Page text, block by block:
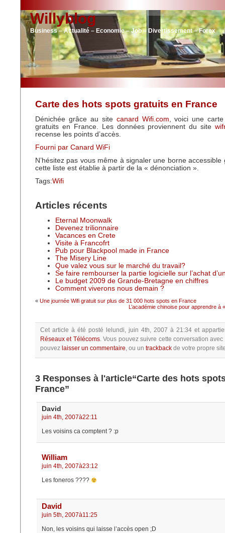
Willyblog
Business – Actualité – Economie – Job – Divertissement – Forex
Carte des hots spots gratuits en France
Dénichée grâce au site canard Wifi.com, voici une
gratuits en France. Les données proviennent du site
recense les points d’accès.
Fourni par Canard WiFi
N’hésitez pas vous même à signaler une borne
cette liste est établie à partir de la « dénonciation ».
Tags:Wifi
Articles récents
Eternal Moonwalk
Devenez trilionnaire
Vacances en Crete
Visite à Francofrt
Pub pour Blackpool made in France
The Misery Line
Que valez vous sur le marché du travail?
Se faire rembourser la partie logicielle sur l’achat
Le budget 2009 de Grande-Bretagne en chiffres
Comment viverons nous demain ?
« Une journée Wifi gratuit sur plus de 31 000 hots spots en France
L’académie chinoise pour apprendre à
Cet article à été posté lelundi, juin 4th, 2007 à 21:34 et
Réseaux et Télécoms.Vous pouvez suivre cette conversation avec
pouvez laisser un commentaire, ou un trackback de votre propre
3 Responses à l'article“Carte des hots
France”
David
juin 4th, 2007à22:11
Les voisins ca comptent ? :p
William
juin 4th, 2007à23:12
Les foneros ????
David
juin 5th, 2007à11:25
Non, les voisins qui laisse l’accès open ;D